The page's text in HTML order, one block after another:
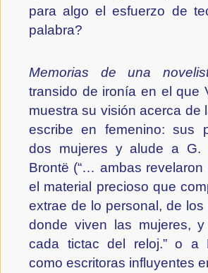
para algo el esfuerzo de
palabra?
Memorias de una
transido de ironía en el que
muestra su visión acerca de
escribe en femenino: sus
dos mujeres y alude a G.
Brontë (“… ambas
el material precioso que
extrae de lo personal, de
donde viven las mujeres,
cada tictac del reloj.” o a
como escritoras influyentes